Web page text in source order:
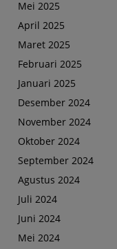
Mei 2025
April 2025
Maret 2025
Februari 2025
Januari 2025
Desember 2024
November 2024
Oktober 2024
September 2024
Agustus 2024
Juli 2024
Juni 2024
Mei 2024